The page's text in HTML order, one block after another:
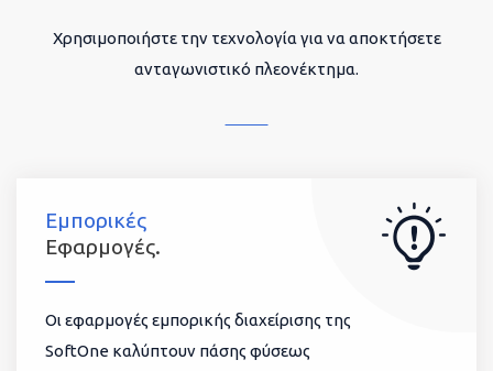
Χρησιμοποιήστε την τεχνολογία για να αποκτήσετε
ανταγωνιστικό πλεονέκτημα.
Εμπορικές
Εφαρμογές.
Οι εφαρμογές εμπορικής διαχείρισης της
SoftOne καλύπτουν πάσης φύσεως